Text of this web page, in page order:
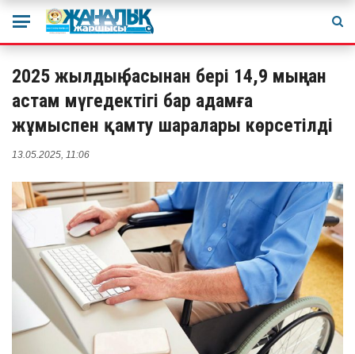
2025 жылдың басынан бері 14,9 мыңнан
астам мүгедектігі бар адамға
жұмыспен қамту шаралары көрсетілді
13.05.2025, 11:06